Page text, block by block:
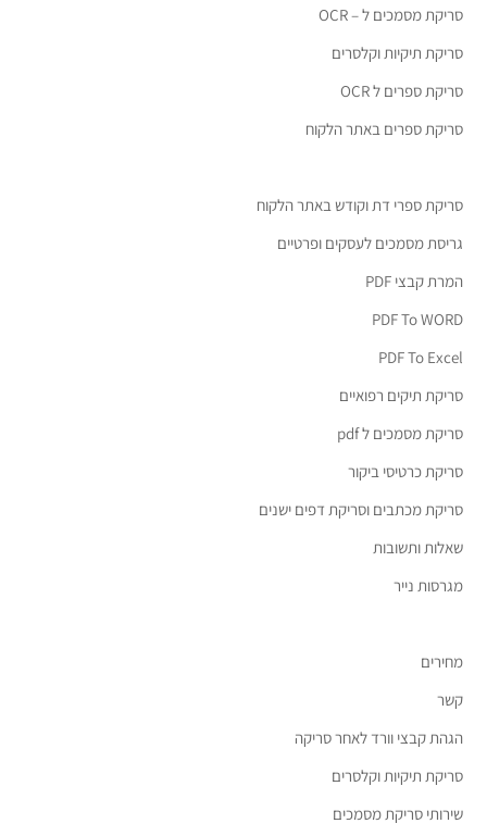
סריקת מסמכים ל – OCR
סריקת תיקיות וקלסרים
סריקת ספרים ל OCR
סריקת ספרים באתר הלקוח
סריקת ספרי דת וקודש באתר הלקוח
גריסת מסמכים לעסקים ופרטיים
המרת קבצי PDF
PDF To WORD
PDF To Excel
סריקת תיקים רפואיים
סריקת מסמכים ל pdf
סריקת כרטיסי ביקור
סריקת מכתבים וסריקת דפים ישנים
שאלות ותשובות
מגרסות נייר
מחירים
קשר
הגהת קבצי וורד לאחר סריקה
סריקת תיקיות וקלסרים
שירותי סריקת מסמכים